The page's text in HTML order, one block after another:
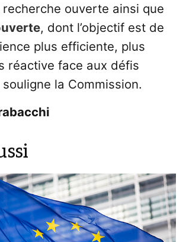
ouverte ainsi que
, dont l’objectif est de
plus efficiente, plus
réactive face aux défis
la Commission.